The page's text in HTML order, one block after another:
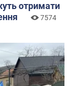
отримати
7574